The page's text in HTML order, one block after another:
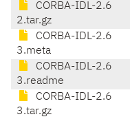
CORBA-IDL-2.6
2.tar.gz
CORBA-IDL-2.6
3.meta
CORBA-IDL-2.6
3.readme
CORBA-IDL-2.6
3.tar.gz